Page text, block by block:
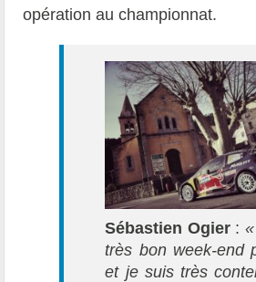
opération au championnat.
Sébastien Ogier: «
très bon week-end
et je suis très